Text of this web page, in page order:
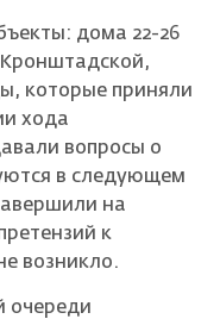
дома 22-26
Кронштадской,
которые приняли
хода
вопросы о
в следующем
на
к
возникло.
очереди